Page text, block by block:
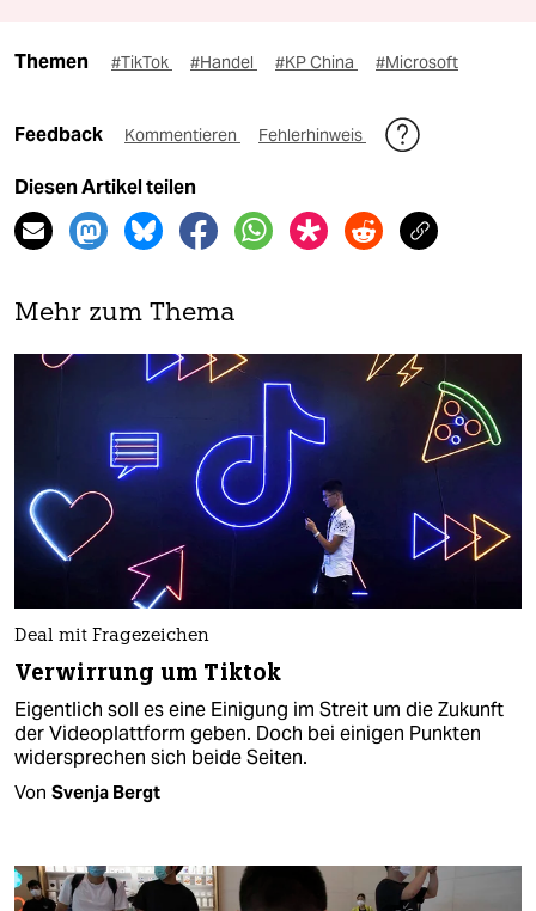
Themen #TikTok #Handel #KP China #Microsoft
Feedback Kommentieren Fehlerhinweis
Diesen Artikel teilen
Mehr zum Thema
Deal mit Fragezeichen
Verwirrung um Tiktok
Eigentlich soll es eine Einigung im Streit um die Zukunft
der Videoplattform geben. Doch bei einigen Punkten
widersprechen sich beide Seiten.
Von Svenja Bergt